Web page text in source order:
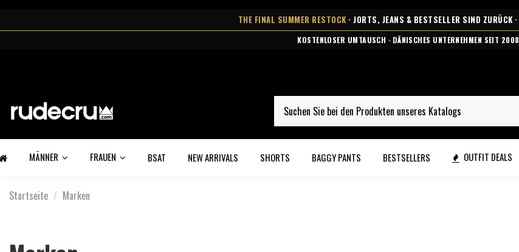
THE FINAL SUMMER RESTOCK · JORTS, JEANS & BESTSELLER SIND ZURÜCK ·
KOSTENLOSER UMTAUSCH · DÄNISCHES UNTERNEHMEN SEIT 2008
MÄNNER FRAUEN BSAT NEW ARRIVALS SHORTS BAGGY PANTS BESTSELLERS OUTFIT DEALS
Startseite Marken